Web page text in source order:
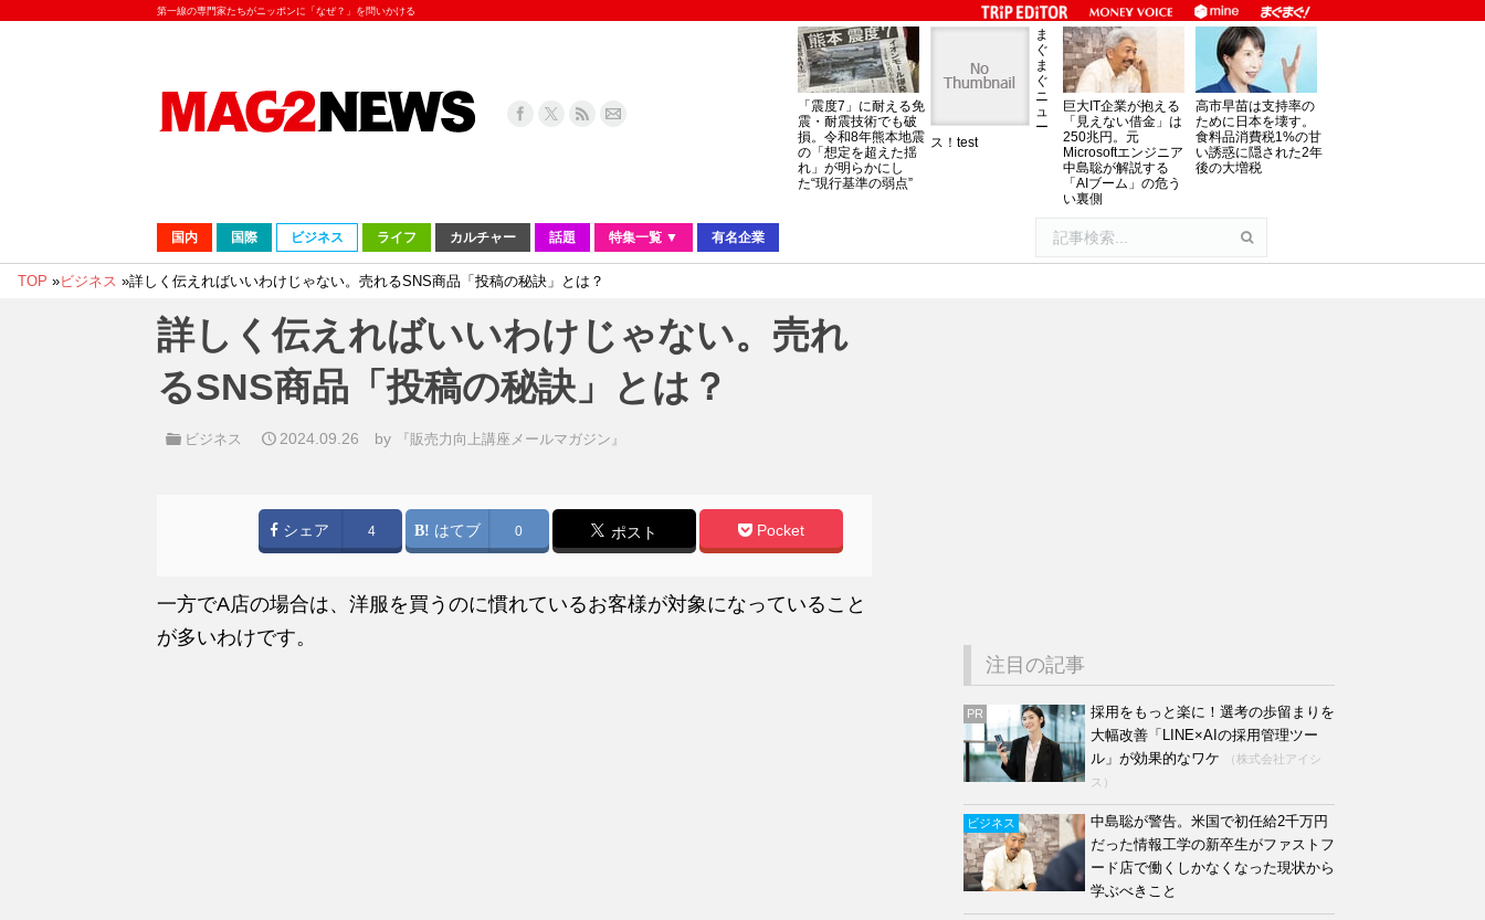
第一線の専門家たちがニッポンに「なぜ？」を問いかける
「震度7」に耐える免
震・耐震技術でも破
損。令和8年熊本地震
の「想定を超えた揺
れ」が明らかにし
た“現行基準の弱点”
ま
ぐ
ま
ぐ
ニ
ュ
ー
ス！test
巨大IT企業が抱える
「見えない借金」は
250兆円。元
Microsoftエンジニア
中島聡が解説する
「AIブーム」の危う
い裏側
高市早苗は支持率の
ために日本を壊す。
食料品消費税1%の甘
い誘惑に隠された2年
後の大増税
国内 国際 ビジネス ライフ カルチャー 話題 特集一覧 ▼ 有名企業
TOP »ビジネス »詳しく伝えればいいわけじゃない。売れるSNS商品「投稿の秘訣」とは？
詳しく伝えればいいわけじゃない。売れ
るSNS商品「投稿の秘訣」とは？
ビジネス 2024.09.26 by 『販売力向上講座メールマガジン』
シェア 4 はてブ 0 ポスト Pocket
一方でA店の場合は、洋服を買うのに慣れているお客様が対象になっていること
が多いわけです。
注目の記事
PR
採用をもっと楽に！選考の歩留まりを
大幅改善「LINE×AIの採用管理ツー
ル」が効果的なワケ
（株式会社アイシ
ス）
ビジネス
中島聡が警告。米国で初任給2千万円
だった情報工学の新卒生がファストフ
ード店で働くしかなくなった現状から
学ぶべきこと